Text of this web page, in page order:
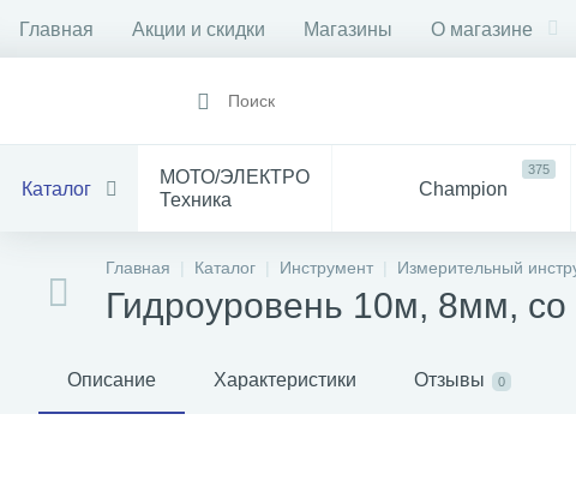
Главная Акции и скидки Магазины О магазине
Каталог
МОТО/ЭЛЕКТРО
Техника
Champion
375
Все
Инструмент
Главная Каталог Инструмент Измерительный
Гидроуровень 10м, 8мм,
Описание Характеристики Отзывы 0